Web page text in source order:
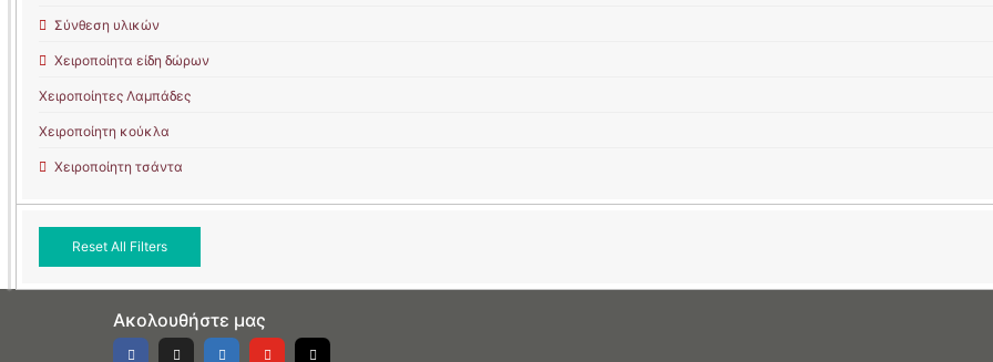
Σύνθεση υλικών
Χειροποίητα είδη δώρων
Χειροποίητες Λαμπάδες
Χειροποίητη κούκλα
Χειροποίητη τσάντα
Reset All Filters
Ακολουθήστε μας